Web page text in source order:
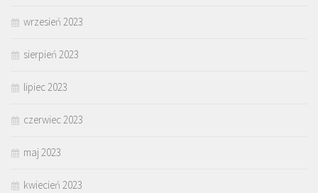
wrzesień 2023
sierpień 2023
lipiec 2023
czerwiec 2023
maj 2023
kwiecień 2023